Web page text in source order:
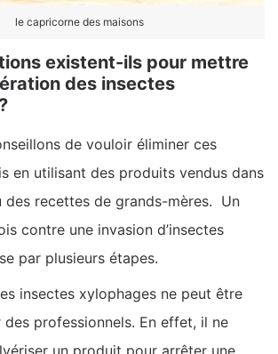
le capricorne des maisons
existent-ils pour mettre
des insectes
de vouloir éliminer ces
en utilisant des produits vendus dans
des recettes de grands-mères. Un
contre une invasion d’insectes
par plusieurs étapes.
insectes xylophages ne peut être
des professionnels. En effet, il ne